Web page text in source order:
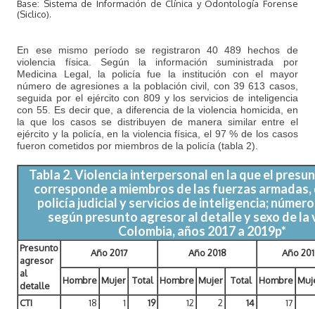
Base: Sistema de Información de Clínica y Odontología Forense
(Siclico).
En ese mismo período se registraron 40 489 hechos de
violencia física. Según la información suministrada por
Medicina Legal, la policía fue la institución con el mayor
número de agresiones a la población civil, con 39 613 casos,
seguida por el ejército con 809 y los servicios de inteligencia
con 55. Es decir que, a diferencia de la violencia homicida, en
la que los casos se distribuyen de manera similar entre el
ejército y la policía, en la violencia física, el 97 % de los casos
fueron cometidos por miembros de la policía (tabla 2).
Tabla 2. Violencia interpersonal en la que el
corresponde a miembros de las fuerzas
policía judicial y servicios de inteligencia;
según presunto agresor al detalle y sexo de la
Colombia, años 2017 a 2019p*
Presunto
agresor
al
detalle
Año 2017 Año 2018 Año
Hombre Mujer Total Hombre Mujer Total Hombre
CTI
18 1 19 12 2 14
17